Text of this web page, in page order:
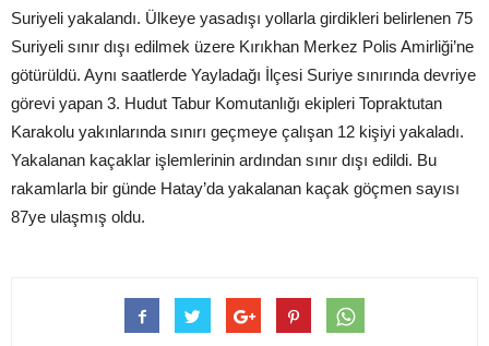
Suriyeli yakalandı. Ülkeye yasadışı yollarla girdikleri belirlenen 75
Suriyeli sınır dışı edilmek üzere Kırıkhan Merkez Polis Amirliği’ne
götürüldü. Aynı saatlerde Yayladağı İlçesi Suriye sınırında devriye
görevi yapan 3. Hudut Tabur Komutanlığı ekipleri Topraktutan
Karakolu yakınlarında sınırı geçmeye çalışan 12 kişiyi yakaladı.
Yakalanan kaçaklar işlemlerinin ardından sınır dışı edildi. Bu
rakamlarla bir günde Hatay’da yakalanan kaçak göçmen sayısı
87ye ulaşmış oldu.